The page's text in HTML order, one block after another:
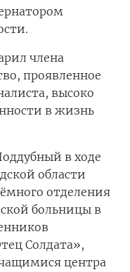
члена
проявленное
высоко
в жизнь
в ходе
области
отделения
больницы в
Солдата»,
центра